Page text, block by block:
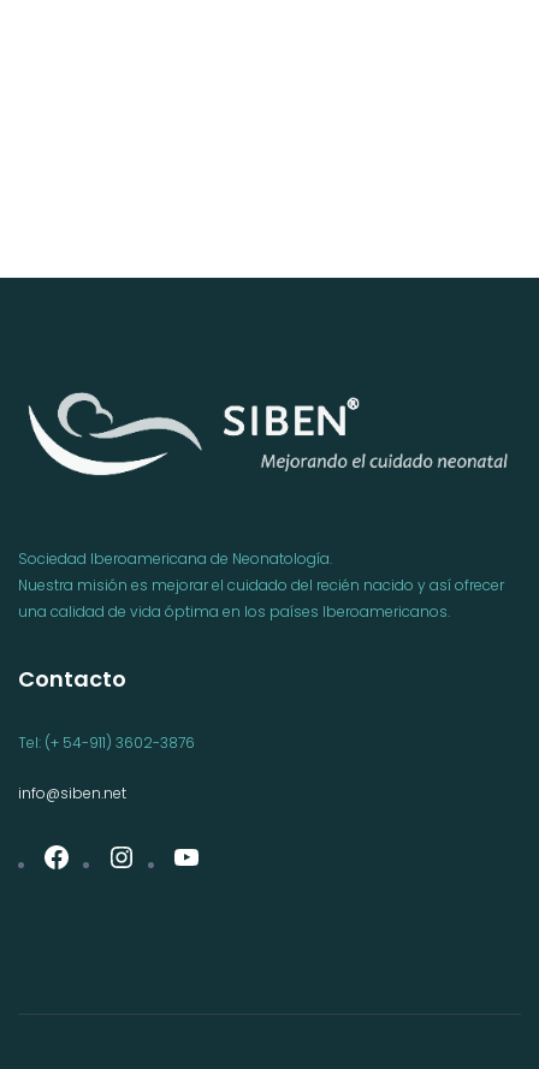
Sociedad Iberoamericana de Neonatología.
Nuestra misión es mejorar el cuidado del recién nacido y así ofrecer
una calidad de vida óptima en los países Iberoamericanos.
Contacto
Tel: (+ 54-911) 3602-3876
info@siben.net